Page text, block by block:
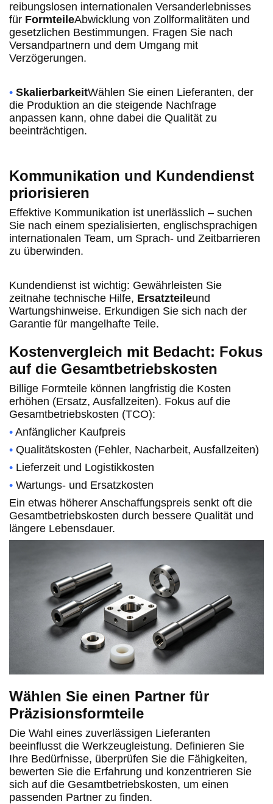
reibungslosen internationalen Versanderlebnisses
für FormteileAbwicklung von Zollformalitäten und
gesetzlichen Bestimmungen. Fragen Sie nach
Versandpartnern und dem Umgang mit
Verzögerungen.
• SkalierbarkeitWählen Sie einen Lieferanten, der
die Produktion an die steigende Nachfrage
anpassen kann, ohne dabei die Qualität zu
beeinträchtigen.
Kommunikation und Kundendienst
priorisieren
Effektive Kommunikation ist unerlässlich – suchen
Sie nach einem spezialisierten, englischsprachigen
internationalen Team, um Sprach- und Zeitbarrieren
zu überwinden.
Kundendienst ist wichtig: Gewährleisten Sie
zeitnahe technische Hilfe, Ersatzteileund
Wartungshinweise. Erkundigen Sie sich nach der
Garantie für mangelhafte Teile.
Kostenvergleich mit Bedacht: Fokus
auf die Gesamtbetriebskosten
Billige Formteile können langfristig die Kosten
erhöhen (Ersatz, Ausfallzeiten). Fokus auf die
Gesamtbetriebskosten (TCO):
• Anfänglicher Kaufpreis
• Qualitätskosten (Fehler, Nacharbeit, Ausfallzeiten)
• Lieferzeit und Logistikkosten
• Wartungs- und Ersatzkosten
Ein etwas höherer Anschaffungspreis senkt oft die
Gesamtbetriebskosten durch bessere Qualität und
längere Lebensdauer.
Wählen Sie einen Partner für
Präzisionsformteile
Die Wahl eines zuverlässigen Lieferanten
beeinflusst die Werkzeugleistung. Definieren Sie
Ihre Bedürfnisse, überprüfen Sie die Fähigkeiten,
bewerten Sie die Erfahrung und konzentrieren Sie
sich auf die Gesamtbetriebskosten, um einen
passenden Partner zu finden.